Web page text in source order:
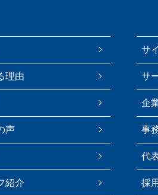
サ
理由 サ
企
声 事
代
紹介 採